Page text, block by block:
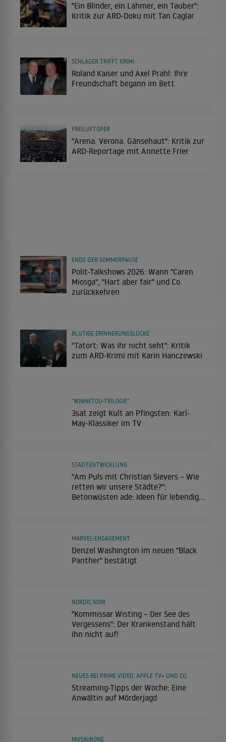
"Ein Blinder, ein Lahmer, ein Tauber":
Kritik zur ARD-Doku mit Tan Caglar
Roland Kaiser und Axel Prahl: Ihre
Freundschaft begann im Bett
SCHLAGER TRIFFT KRIMI
"Arena. Verona. Gänsehaut": Kritik zur
ARD-Reportage mit Annette Frier
FREILUFTOPER
Polit-Talkshows 2026: Wann "Caren
Miosga", "Hart aber fair" und Co.
zurückkehren
ENDE DER SOMMERPAUSE
"Tatort: Was ihr nicht seht": Kritik
zum ARD-Krimi mit Karin Hanczewski
BLUTIGE ERINNERUNGSLÜCKE
3sat zeigt Kult an Pfingsten: Karl-
May-Klassiker im TV
"WINNETOU-TRILOGIE"
"Am Puls mit Christian Sievers – Wie
retten wir unsere Städte?":
Betonwüsten ade: Ideen für lebendige
STADTENTWICKLUNG
Denzel Washington im neuen "Black
Panther" bestätigt
MARVEL-ENGAGEMENT
"Kommissar Wisting – Der See des
Vergessens": Der Krankenstand hält
ihn nicht auf!
NORDIC NOIR
Streaming-Tipps der Woche: Eine
Anwältin auf Mörderjagd
NEUES BEI PRIME VIDEO, APPLE TV+ UND CO.
MUSIKIKONE